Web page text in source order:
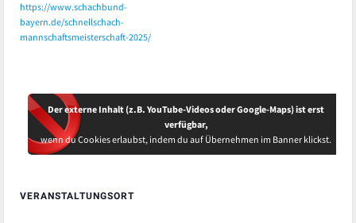
https://www.schachbund-
bayern.de/schnellschach-
mannschaftsmeisterschaft-2025/
VERANSTALTUNGSORT
Der externe Inhalt (z.B. YouTube-Videos oder Google-Maps) ist erst
verfügbar,
wenn du Cookies erlaubst, indem du auf Übernehmen im Banner klickst.